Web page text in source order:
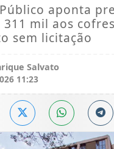
aponta
311 mil aos
sem licitação
Salvato
11:23